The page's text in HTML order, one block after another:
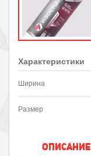
Характеристики
Ширина
Размер
ОПИСАНИЕ